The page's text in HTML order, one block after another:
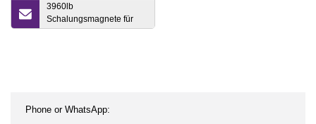
3960lb
Schalungsmagnete für
vorgefertigte